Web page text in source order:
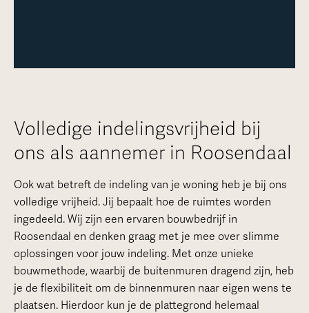
Volledige indelingsvrijheid bij
ons als aannemer in Roosendaal
Ook wat betreft de indeling van je woning heb je bij ons
volledige vrijheid. Jij bepaalt hoe de ruimtes worden
ingedeeld. Wij zijn een ervaren bouwbedrijf in
Roosendaal en denken graag met je mee over slimme
oplossingen voor jouw indeling. Met onze unieke
bouwmethode, waarbij de buitenmuren dragend zijn, heb
je de flexibiliteit om de binnenmuren naar eigen wens te
plaatsen. Hierdoor kun je de plattegrond helemaal